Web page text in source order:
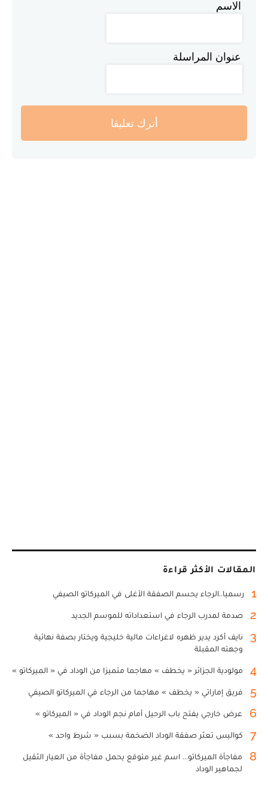
الاسم
عنوان المراسلة
أترك تعليقا
المقالات الأكثر قراءة
1 رسميا..الرجاء يحسم الصفقة الأغلى في الميركاتو الصيفي
2 صدمة لمدرب الرجاء في استعداداته للموسم الجديد
3
نايف أكرد يدير ظهره لاغراءات مالية خليجية ويختار بصفة نهائية
وجهته المقبلة
4 مولودية الجزائر « يخطف » مهاجما متميزا من الوداد في « الميركاتو »
5 فريق إماراتي « يخطف » مهاجما من الرجاء في الميركاتو الصيفي
6 عرض خارجي يفتح باب الرحيل أمام نجم الوداد في « الميركاتو »
7 كواليس تعثر صفقة الوداد الضخمة بسبب « شرط واحد »
8
مفاجأة الميركاتو... اسم غير متوقع يحمل مفاجأة من العيار الثقيل
لجماهير الوداد